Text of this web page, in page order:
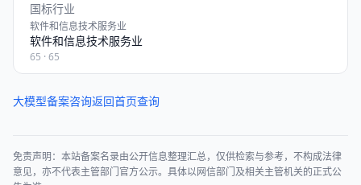
国标行业
软件和信息技术服务业
软件和信息技术服务业
65 · 65
大模型备案咨询返回首页查询
免责声明：本站备案名录由公开信息整理汇总，仅供检索与参考，不构成法律
意见，亦不代表主管部门官方公示。具体以网信部门及相关主管机关的正式公